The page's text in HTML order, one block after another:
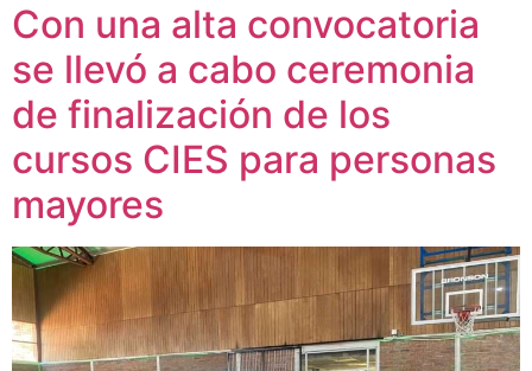
Con una alta convocatoria
se llevó a cabo ceremonia
de finalización de los
cursos CIES para personas
mayores